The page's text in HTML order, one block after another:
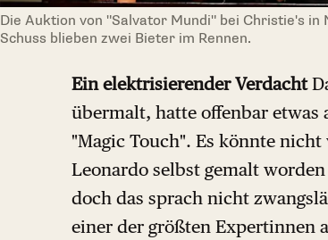
Die Auktion von "Salvator Mundi" bei Christie's
Schuss blieben zwei Bieter im Rennen.
Ein elektrisierender Verdacht
übermalt, hatte offenbar etwas
"Magic Touch". Es könnte
Leonardo selbst gemalt
doch das sprach nicht
einer der größten Expertinnen